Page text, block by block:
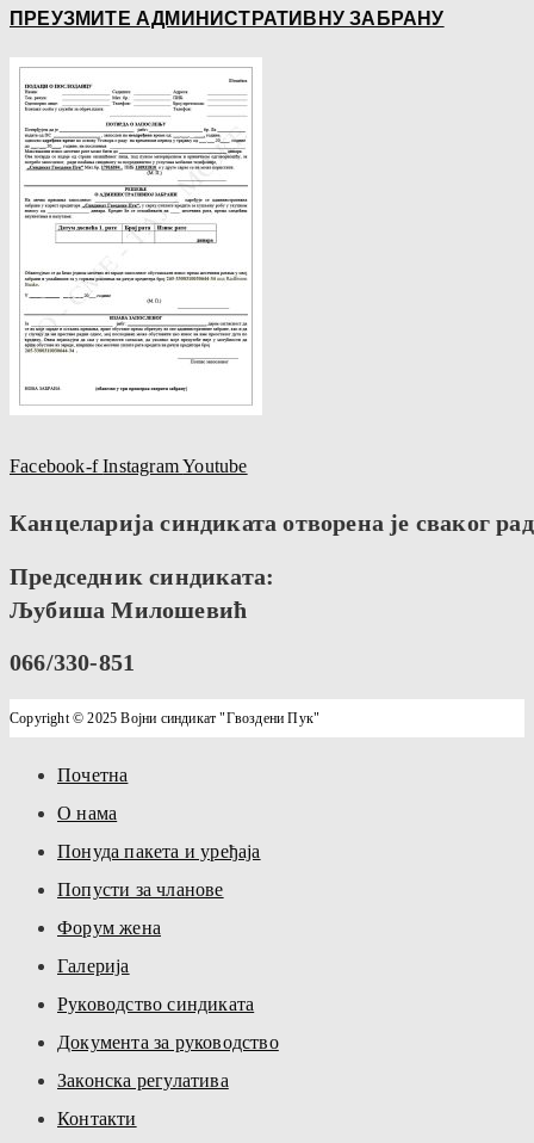
ПРЕУЗМИТЕ АДМИНИСТРАТИВНУ ЗАБРАНУ
Facebook-f InstagramYoutube
Канцеларија синдиката отворена је сваког
Председник синдиката:
Љубиша Милошевић
066/330-851
Copyright © 2025 Војни синдикат "Гвоздени Пук"
Почетна
О нама
Понуда пакета и уређаја
Попусти за чланове
Форум жена
Галерија
Руководство синдиката
Документа за руководство
Законска регулатива
Контакти